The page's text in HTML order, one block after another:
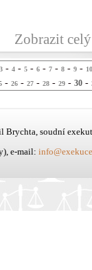
Zobrazit
3- 4- 5- 6- 7- 8- 9- 10
- 26 - 27 - 28 - 29 - 30 -
Brychta, soudní
e-mail: